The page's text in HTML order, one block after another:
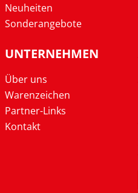
Neuheiten
Sonderangebote
UNTERNEHMEN
Über uns
Warenzeichen
Partner-Links
Kontakt